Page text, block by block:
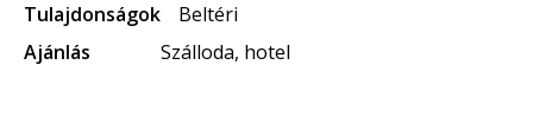
Tulajdonságok
Beltéri
Ajánlás
Szálloda, hotel